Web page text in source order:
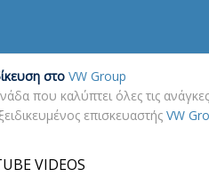
στο VW Group
που καλύπτει όλες τις
επισκευαστής VW
VIDEOS